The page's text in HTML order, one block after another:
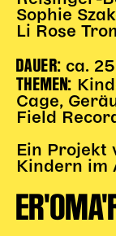
SUCHE
Sophie
Li Rose
DAUER: ca.
THEMEN:
Cage,
Field
Ein Projekt
Kindern im